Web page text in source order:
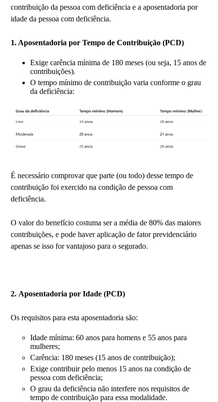
contribuição da pessoa com deficiência e a aposentadoria por
idade da pessoa com deficiência.
1. Aposentadoria por Tempo de Contribuição (PCD)
Exige carência mínima de 180 meses (ou seja, 15 anos de
contribuições).
O tempo mínimo de contribuição varia conforme o grau
da deficiência:
É necessário comprovar que parte (ou todo) desse tempo de
contribuição foi exercido na condição de pessoa com
deficiência.
O valor do benefício costuma ser a média de 80% das maiores
contribuições, e pode haver aplicação de fator previdenciário
apenas se isso for vantajoso para o segurado.
2. Aposentadoria por Idade (PCD)
Os requisitos para esta aposentadoria são:
Idade mínima: 60 anos para homens e 55 anos para
mulheres;
Carência: 180 meses (15 anos de contribuição);
Exige contribuir pelo menos 15 anos na condição de
pessoa com deficiência;
O grau da deficiência não interfere nos requisitos de
tempo de contribuição para essa modalidade.